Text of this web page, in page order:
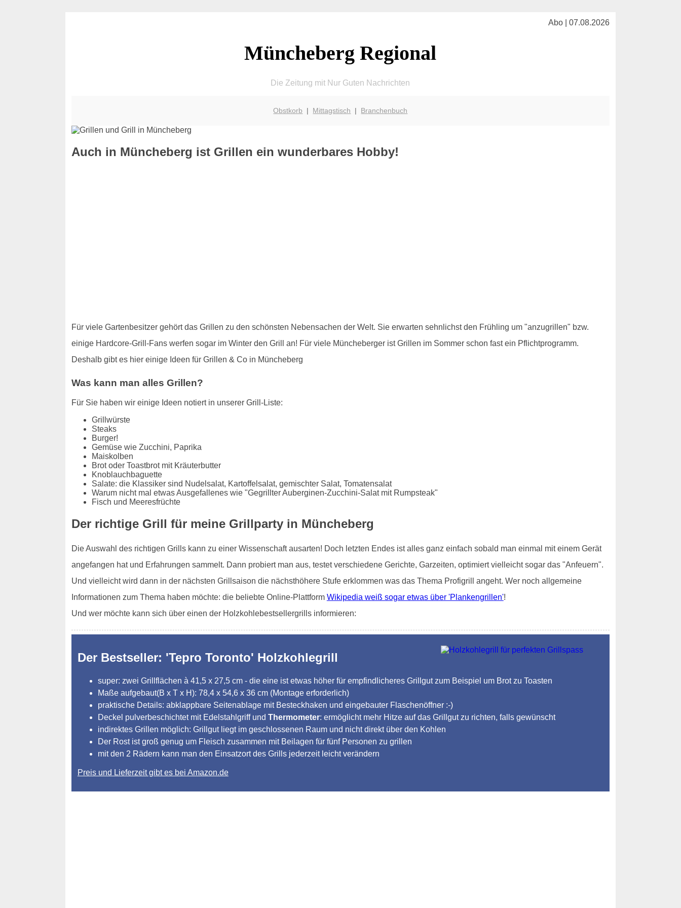
Abo | 07.08.2026
Müncheberg Regional
Die Zeitung mit Nur Guten Nachrichten
Obstkorb | Mittagstisch | Branchenbuch
Auch in Müncheberg ist Grillen ein wunderbares Hobby!
Für viele Gartenbesitzer gehört das Grillen zu den schönsten Nebensachen der Welt. Sie erwarten sehnlichst den Frühling um "anzugrillen" bzw.
einige Hardcore-Grill-Fans werfen sogar im Winter den Grill an! Für viele Müncheberger ist Grillen im Sommer schon fast ein Pflichtprogramm.
Deshalb gibt es hier einige Ideen für Grillen & Co in Müncheberg
Was kann man alles Grillen?
Für Sie haben wir einige Ideen notiert in unserer Grill-Liste:
Grillwürste
Steaks
Burger!
Gemüse wie Zucchini, Paprika
Maiskolben
Brot oder Toastbrot mit Kräuterbutter
Knoblauchbaguette
Salate: die Klassiker sind Nudelsalat, Kartoffelsalat, gemischter Salat, Tomatensalat
Warum nicht mal etwas Ausgefallenes wie "Gegrillter Auberginen-Zucchini-Salat mit Rumpsteak"
Fisch und Meeresfrüchte
Der richtige Grill für meine Grillparty in Müncheberg
Die Auswahl des richtigen Grills kann zu einer Wissenschaft ausarten! Doch letzten Endes ist alles ganz einfach sobald man einmal mit einem Gerät
angefangen hat und Erfahrungen sammelt. Dann probiert man aus, testet verschiedene Gerichte, Garzeiten, optimiert vielleicht sogar das "Anfeuern".
Und vielleicht wird dann in der nächsten Grillsaison die nächsthöhere Stufe erklommen was das Thema Profigrill angeht. Wer noch allgemeine
Informationen zum Thema haben möchte: die beliebte Online-Plattform Wikipedia weiß sogar etwas über 'Plankengrillen'!
Und wer möchte kann sich über einen der Holzkohlebestsellergrills informieren:
Der Bestseller: 'Tepro Toronto' Holzkohlegrill
super: zwei Grillflächen à 41,5 x 27,5 cm - die eine ist etwas höher für empfindlicheres Grillgut zum Beispiel um Brot zu Toasten
Maße aufgebaut(B x T x H): 78,4 x 54,6 x 36 cm (Montage erforderlich)
praktische Details: abklappbare Seitenablage mit Besteckhaken und eingebauter Flaschenöffner :-)
Deckel pulverbeschichtet mit Edelstahlgriff und Thermometer: ermöglicht mehr Hitze auf das Grillgut zu richten, falls gewünscht
indirektes Grillen möglich: Grillgut liegt im geschlossenen Raum und nicht direkt über den Kohlen
Der Rost ist groß genug um Fleisch zusammen mit Beilagen für fünf Personen zu grillen
mit den 2 Rädern kann man den Einsatzort des Grills jederzeit leicht verändern
Preis und Lieferzeit gibt es bei Amazon.de